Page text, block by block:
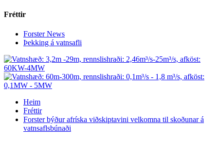
Fréttir
Forster News
Þekking á vatnsafli
Heim
Fréttir
Forster býður afríska viðskiptavini velkomna til skoðunar á
vatnsaflsbúnaði